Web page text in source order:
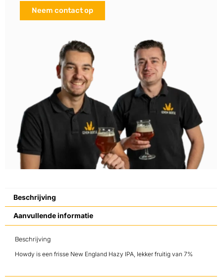
Neem contact op
Beschrijving
Aanvullende informatie
Beschrijving
Howdy is een frisse New England Hazy IPA, lekker fruitig van 7%